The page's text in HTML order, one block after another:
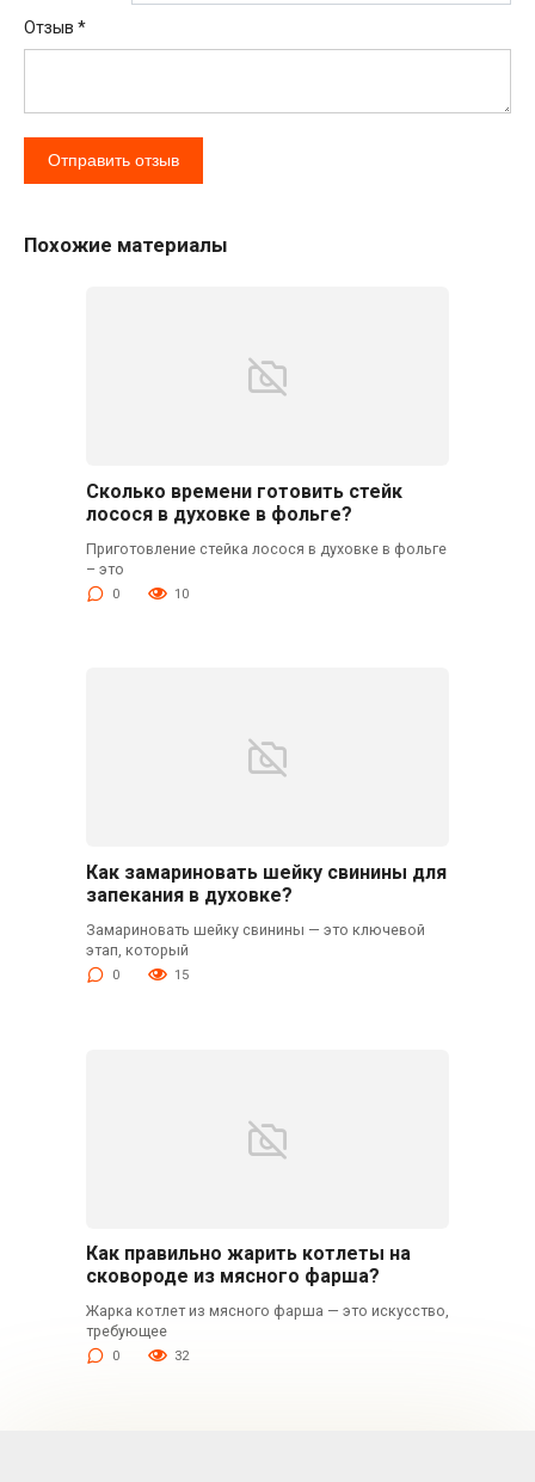
Отзыв *
Похожие материалы
Сколько времени готовить стейк
лосося в духовке в фольге?
Приготовление стейка лосося в духовке в фольге
– это
0 10
Как замариновать шейку свинины для
запекания в духовке?
Замариновать шейку свинины — это ключевой
этап, который
0 15
Как правильно жарить котлеты на
сковороде из мясного фарша?
Жарка котлет из мясного фарша — это искусство,
требующее
0 32